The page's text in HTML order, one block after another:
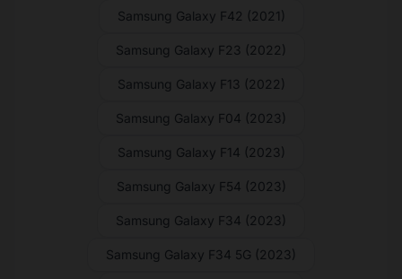
Samsung Galaxy F42 (2021)
Samsung Galaxy F23 (2022)
Samsung Galaxy F13 (2022)
Samsung Galaxy F04 (2023)
Samsung Galaxy F14 (2023)
Samsung Galaxy F54 (2023)
Samsung Galaxy F34 (2023)
Samsung Galaxy F34 5G (2023)